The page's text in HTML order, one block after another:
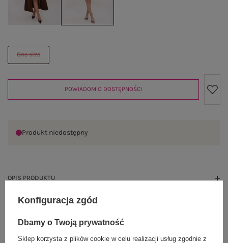
One size
POWIADOM O DOSTĘPNOŚCI
Produkt niedostępny
OPIS PRODUKTU
GŁÓWNE PARAMETRY
OPINIE O PRODUKCIE (0)
Konfiguracja zgód
Dbamy o Twoją prywatność
Sklep korzysta z plików cookie w celu realizacji usług zgodnie z